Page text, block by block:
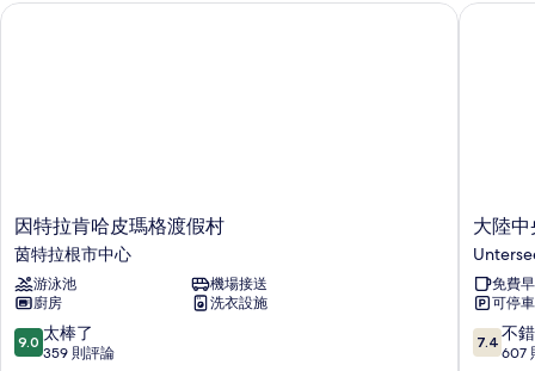
因
特
拉
肯
哈
皮
瑪
因特拉肯哈皮瑪格渡假村
茵特拉根市中心
游泳池
機場接送
廚房
洗衣設施
9.0
分，
9.0 太棒了
359 則評論
因特拉肯哈皮瑪格渡假村
大
陸
中
央
酒
店
大陸
免費
可停車
7.4
分，
7.4 不
607
大陸中